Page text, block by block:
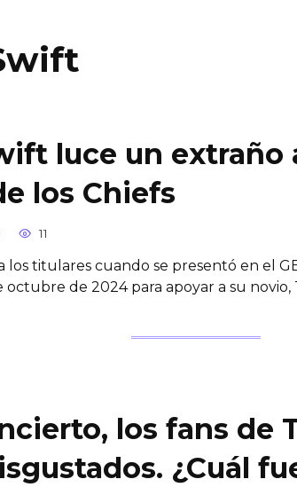
luce un extraño
los Chiefs
11
los titulares cuando se presentó en el
de 2024 para apoyar a su novio,
los fans de
¿Cuál